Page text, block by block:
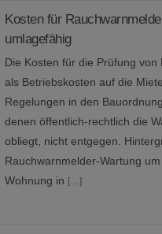
Kosten für
umlagefähig
Die Kosten für die Prüfung
als Betriebskosten auf die
Regelungen in den
denen öffentlich-rechtlich die
obliegt, nicht entgegen.
Rauchwarnmelder-Wartung
Wohnung in […]